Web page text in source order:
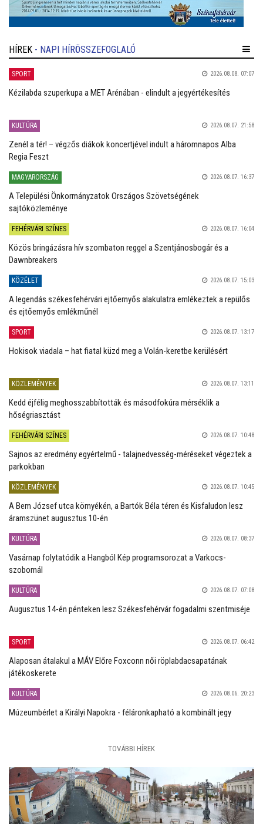
HÍREK - NAPI HÍRÖSSZEFOGLALÓ
SPORT 2026.08.08. 07:07
Kézilabda szuperkupa a MET Arénában - elindult a jegyértékesítés
KULTÚRA 2026.08.07. 21:58
Zenél a tér! – végzős diákok koncertjével indult a háromnapos Alba
Regia Feszt
MAGYARORSZÁG 2026.08.07. 16:37
A Települési Önkormányzatok Országos Szövetségének
sajtóközleménye
FEHÉRVÁRI SZÍNES 2026.08.07. 16:04
Közös bringázásra hív szombaton reggel a Szentjánosbogár és a
Dawnbreakers
KÖZÉLET 2026.08.07. 15:03
A legendás székesfehérvári ejtőernyős alakulatra emlékeztek a repülős
és ejtőernyős emlékműnél
SPORT 2026.08.07. 13:17
Hokisok viadala – hat fiatal küzd meg a Volán-keretbe kerülésért
KÖZLEMÉNYEK 2026.08.07. 13:11
Kedd éjfélig meghosszabbították és másodfokúra mérséklik a
hőségriasztást
FEHÉRVÁRI SZÍNES 2026.08.07. 10:48
Sajnos az eredmény egyértelmű - talajnedvesség-méréseket végeztek a
parkokban
KÖZLEMÉNYEK 2026.08.07. 10:45
A Bem József utca környékén, a Bartók Béla téren és Kisfaludon lesz
áramszünet augusztus 10-én
KULTÚRA 2026.08.07. 08:37
Vasárnap folytatódik a Hangból Kép programsorozat a Varkocs-
szobornál
KULTÚRA 2026.08.07. 07:08
Augusztus 14-én pénteken lesz Székesfehérvár fogadalmi szentmiséje
SPORT 2026.08.07. 06:42
Alaposan átalakul a MÁV Előre Foxconn női röplabdacsapatának
játékoskerete
KULTÚRA 2026.08.06. 20:23
Múzeumbérlet a Királyi Napokra - féláronkapható a kombinált jegy
TOVÁBBI HÍREK